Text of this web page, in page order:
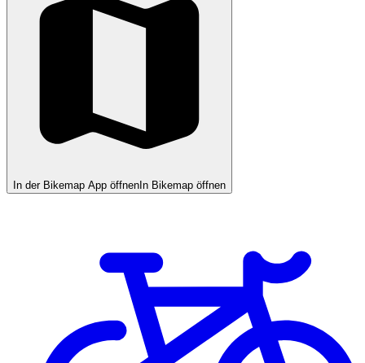
In der Bikemap App öffnen In Bikemap öffnen